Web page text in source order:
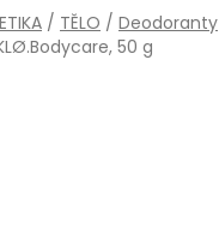
/ TĚLO / Deodoranty
50 g